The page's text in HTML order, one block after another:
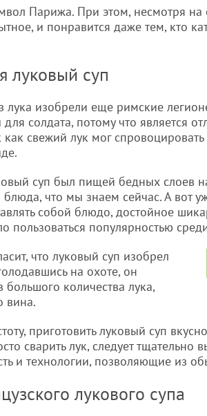
Парижа. При этом, несмотря на
и понравится даже тем, кто
луковый суп
лука изобрели еще римские
солдата, потому что является
как свежий лук мог
суп был пищей бедных слоев
блюда, что мы знаем сейчас. А вот
собой блюдо, достойное
пользоваться популярностью
что луковый суп изобрел
на охоте, он
большого количества лука,
вина.
приготовить луковый суп
сварить лук, следует тщательно
и технологии, позволяющие из
лукового супа